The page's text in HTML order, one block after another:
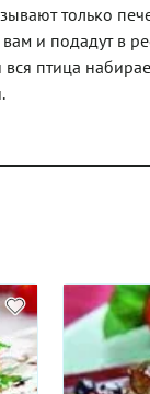
только
и подадут в
птица